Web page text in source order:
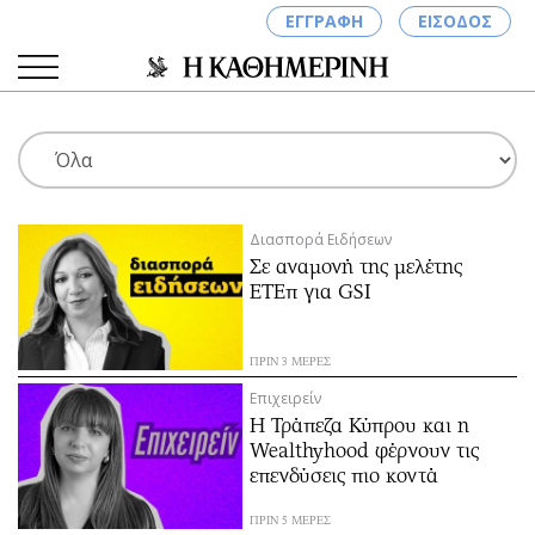
ΕΓΓΡΑΦΗ ΕΙΣΟΔΟΣ
ΚΑΤΗΓΟΡΙΕΣ ΣΥΝΔΕΣΗ
Κύπρος
Παιδεία
Υγεία
Πολιτική
Βουλευτικές 2026
Εκλογές 2024
Προεδρικές 2023
Δημοσκοπήσεις
Διπλωματία
Απόψεις
Αρθρογραφία
Αγγελίες
Ενοικιάζονται
Πωλούνται
Ζητούν εργασία
Θέσεις εργασίας
Διασπορά Ειδήσεων
Σε αναμονή της μελέτης
ΕΤΕπ για GSI
ΠΡΙΝ 3 ΜΕΡΕΣ
Επιχειρείν
Η Τράπεζα Κύπρου και η
Wealthyhood φέρνουν τις
επενδύσεις πιο κοντά
ΠΡΙΝ 5 ΜΕΡΕΣ